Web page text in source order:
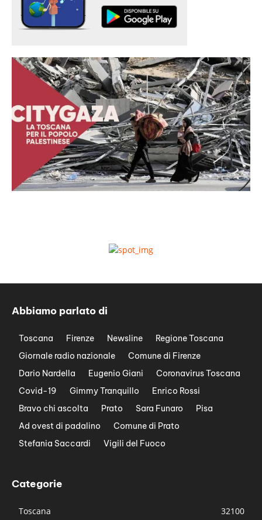
Abbiamo parlato di
Toscana Firenze Newsline
Regione Toscana
Giornale radio nazionale
Comune di Firenze
Dario Nardella
Eugenio Giani
Coronavirus Toscana
Covid-19
Gimmy Tranquillo
Enrico Rossi
Bravo chi ascolta
Prato Sara Funaro
Pisa
Ad ovest di padalino
Comune di Prato
Stefania Saccardi
Vigili del Fuoco
Categorie
Toscana
32100